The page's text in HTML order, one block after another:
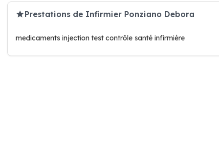
Prestations de Infirmier Ponziano Debora
medicaments injection test contrôle santé infirmière